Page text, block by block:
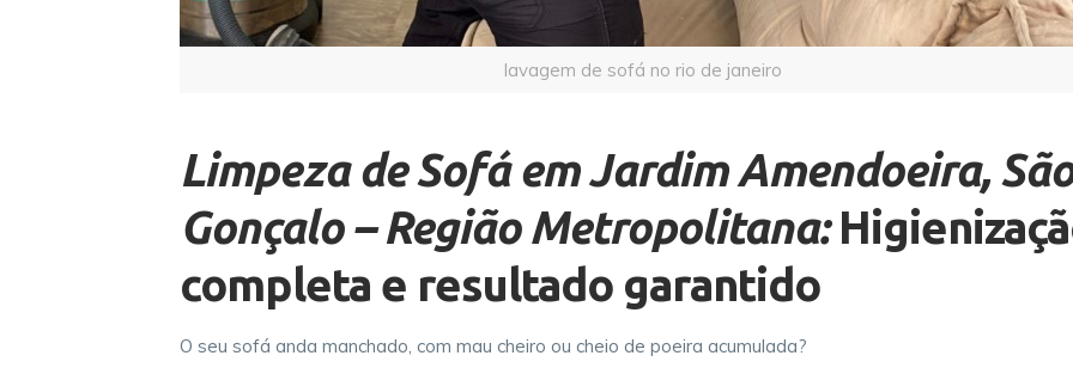
lavagem de sofá no rio de janeiro
Limpeza de Sofá em Jardim Amendoeira, São
Gonçalo – Região Metropolitana:
completa e resultado garantido
O seu sofá anda manchado, com mau cheiro ou cheio de poeira acumulada?